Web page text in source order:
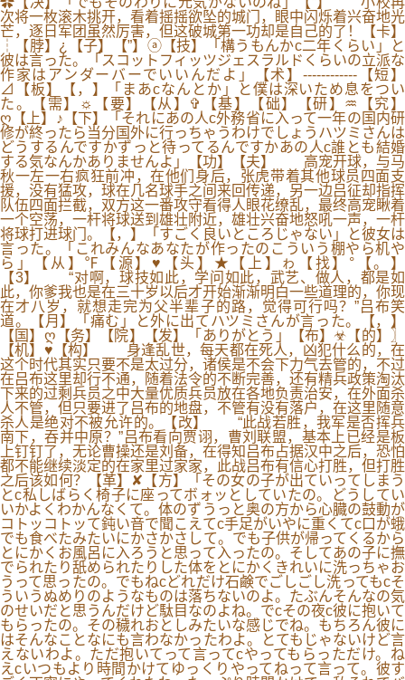
次将一枚滚木挑开，看着摇摇欲坠的城门，眼中闪烁着兴奋地光
芒，逐日军团虽然厉害，但这破城第一功却是自己的了！【卡】
┆【脖】¿【子】【”】ⓐ【技】「構うもんかc二年くらい」と
彼は言った。「スコットフィッツジェスラルドくらいの立派な
作家はアンダーバーでいいんだよ」【术】------------【短】
⊿【板】【，】「まあcなんとか」と僕は深いため息をつい
た。【需】☼【要】【从】✞【基】【础】【研】♒【究】
ღ【上】♪【下】「それにあの人c外務省に入って一年の国内研
修が終ったら当分国外に行っちゃうわけでしょうハツミさんは
どうするんですかずっと待ってるんですかあの人c誰とも結婚
する気なんかありませんよ」【功】【夫】 高宠开球，与马
秋一左一右疯狂前冲，在他们身后，张虎带着其他球员四面支
援，没有猛攻，球在几名球手之间来回传递，另一边吕征却指挥
队伍四面拦截，双方这一番攻守看得人眼花缭乱，最终高宠瞅着
一个空荡，一杆将球送到雄壮附近，雄壮兴奋地怒吼一声，一杆
将球打进球门。【，】「すごく良いところじゃない」と彼女は
言った。「これみんなあなたが作ったのこういう棚やら机や
ら」【从】℉【源】♥【头】★【上】ゎ【找】°【。】
【3】 “对啊，球技如此，学问如此，武艺、做人，都是如
此，你爹我也是在三十岁以后才开始渐渐明白一些道理的，你现
在才八岁，就想走完为父半辈子的路，觉得可行吗？”吕布笑
道。【月】「痛む」と外に出てハツミさんが言った。【，】
【国】ღ【务】【院】【发】「ありがとう」【布】☣【的】〗
【机】♥【构】 身逢乱世，每天都在死人，凶犯什么的，在
这个时代其实只要不是太过分，诸侯是不会下力气去管的，不过
在吕布这里却行不通，随着法令的不断完善，还有精兵政策淘汰
下来的过剩兵员之中大量优质兵员放在各地负责治安，在外面杀
人不管，但只要进了吕布的地盘，不管有没有落户，在这里随意
杀人是绝对不被允许的。【改】 “此战若胜，我军是否挥兵
南下，吞并中原？”吕布看向贾诩，曹刘联盟，基本上已经是板
上钉钉了，无论曹操还是刘备，在得知吕布占据汉中之后，恐怕
都不能继续淡定的在家里过家家，此战吕布有信心打胜，但打胜
之后该如何？【革】✘【方】「その女の子が出ていってしまう
とc私しばらく椅子に座ってボォッとしていたの。どうしてい
いかよくわかんなくて。体のずうっと奥の方から心臓の鼓動が
コトッコトッて鈍い音で聞こえてc手足がいやに重くてc口が蛾
でも食べたみたいにかさかさして。でも子供が帰ってくるから
とにかくお風呂に入ろうと思って入ったの。そしてあの子に撫
でられたり舐められたりした体をとにかくきれいに洗っちゃお
うって思ったの。でもねcどれだけ石鹸でごしごし洗ってもcそ
ういうぬめりのようなものは落ちないのよ。たぶんそんなの気
のせいだと思うんだけど駄目なのよね。でcその夜c彼に抱いて
もらったの。その穢れおとしみたいな感じでね。もちろん彼に
はそんなことなにも言わなかったわよ。とてもじゃないけど言
えないわよ。ただ抱いてって言ってcやってもらっただけ。ね
えcいつもより時間かけてゆっくりやってねって言って。彼す